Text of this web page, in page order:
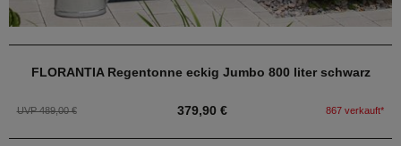
FLORANTIA Regentonne eckig Jumbo 800 liter schwarz
UVP 489,00 € 379,90 € 867 verkauft*